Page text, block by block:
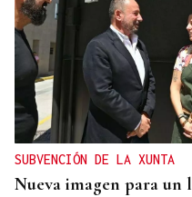
SUBVENCIÓN DE LA XUNTA
Nueva imagen para